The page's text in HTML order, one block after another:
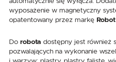
wyposażenie w magnetyczny
opatentowany przez markę
Do robota dostępny jest również
pozwalających na wykonanie